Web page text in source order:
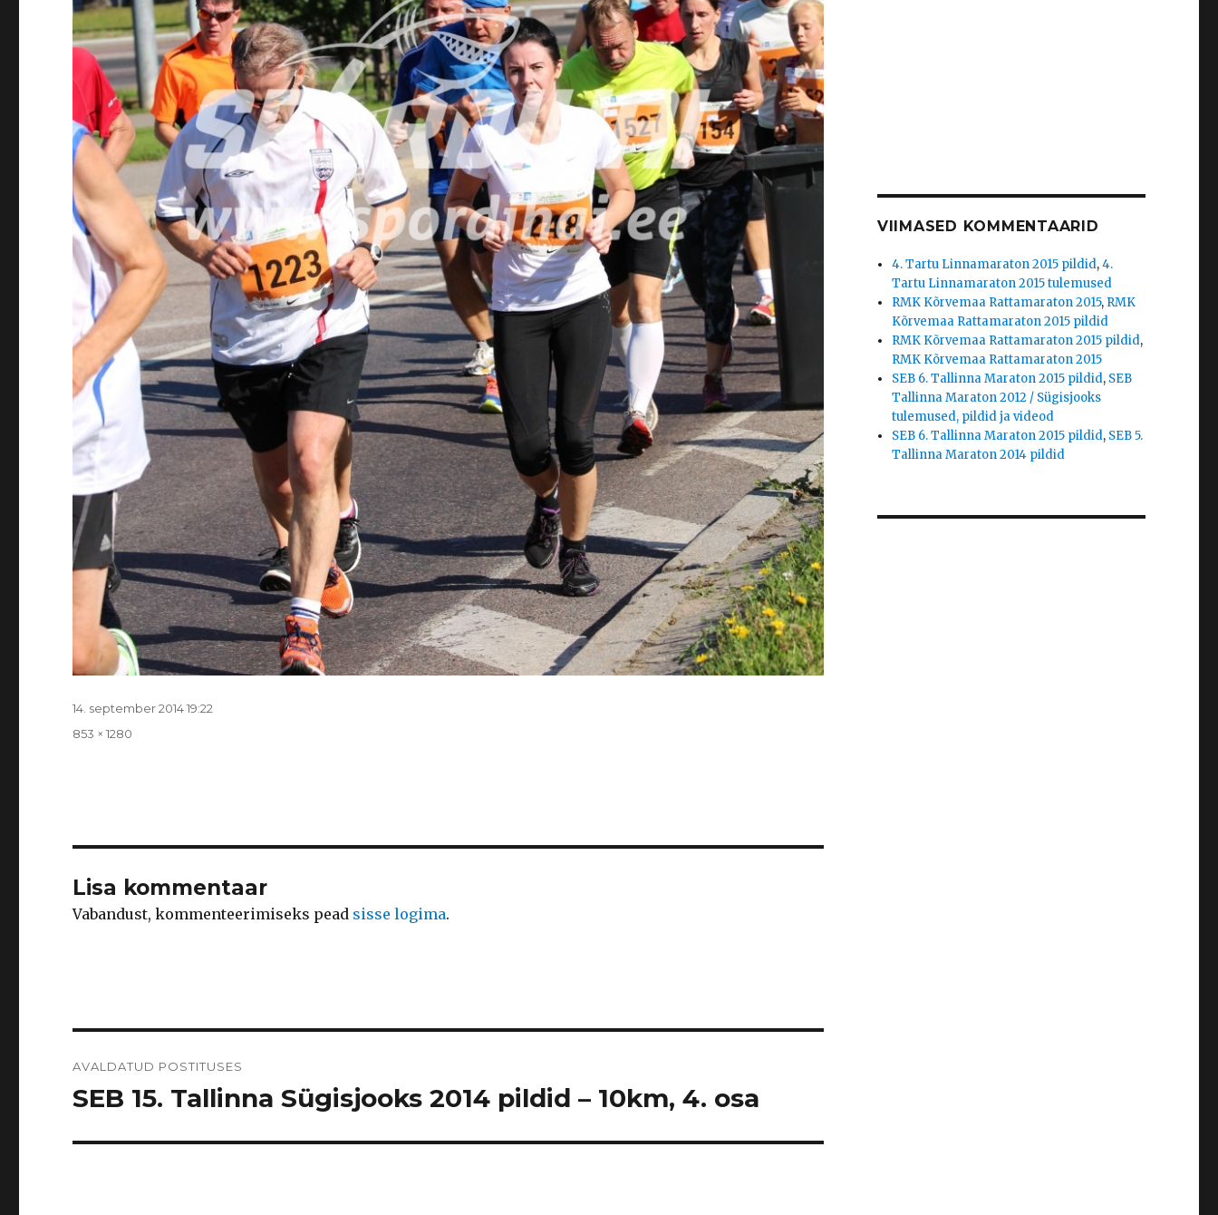
Postitatud
14. september 2014 19:22
Täissuurus
853 × 1280
Lisa kommentaar
Vabandust, kommenteerimiseks pead sisse logima.
AVALDATUD POSTITUSES
SEB 15. Tallinna Sügisjooks 2014 pildid – 10km, 4. osa
VIIMASED KOMMENTAARID
4. Tartu Linnamaraton 2015 pildid,4.
Tartu Linnamaraton 2015 tulemused
RMK Kõrvemaa Rattamaraton 2015, RMK
Kõrvemaa Rattamaraton 2015 pildid
RMK Kõrvemaa Rattamaraton 2015 pildid,
RMK Kõrvemaa Rattamaraton 2015
SEB 6. Tallinna Maraton 2015 pildid, SEB
Tallinna Maraton 2012 / Sügisjooks
tulemused, pildid ja videod
SEB 6. Tallinna Maraton 2015 pildid, SEB 5.
Tallinna Maraton 2014 pildid